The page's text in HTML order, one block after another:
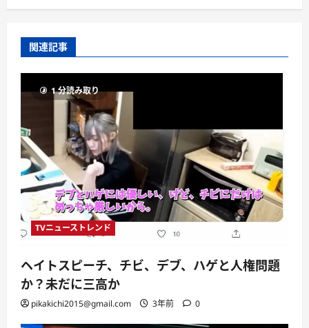
関連記事
1 分読み取り
TVニューストレンド
ヘイトスピーチ、チビ、デブ、ハゲと人権問題
か？未だに三高か
pikakichi2015@gmail.com 3年前 0